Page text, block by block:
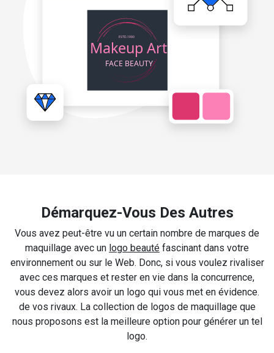
Démarquez-Vous Des Autres
Vous avez peut-être vu un certain nombre de marques de
maquillage avec un logo beauté fascinant dans votre
environnement ou sur le Web. Donc, si vous voulez rivaliser
avec ces marques et rester en vie dans la concurrence,
vous devez alors avoir un logo qui vous met en évidence.
de vos rivaux. La collection de logos de maquillage que
nous proposons est la meilleure option pour générer un tel
logo.